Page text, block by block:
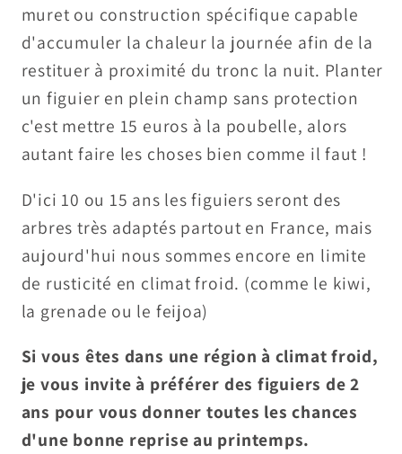
muret ou construction spécifique capable
d'accumuler la chaleur la journée afin de la
restituer à proximité du tronc la nuit. Planter
un figuier en plein champ sans protection
c'est mettre 15 euros à la poubelle, alors
autant faire les choses bien comme il faut !
D'ici 10 ou 15 ans les figuiers seront des
arbres très adaptés partout en France, mais
aujourd'hui nous sommes encore en limite
de rusticité en climat froid. (comme le kiwi,
la grenade ou le feijoa)
Si vous êtes dans une région à climat froid,
je vous invite à préférer des figuiers de 2
ans pour vous donner toutes les chances
d'une bonne reprise au printemps.